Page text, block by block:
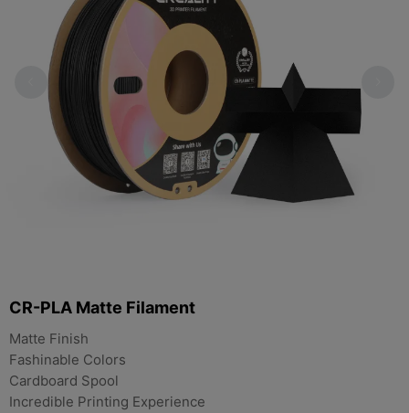
CR-PLA Matte Filament
Matte Finish
Fashinable Colors
Cardboard Spool
Incredible Printing Experience